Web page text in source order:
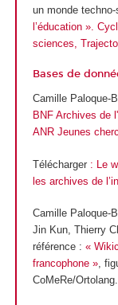
un monde techno-
l’éducation ».
sciences,
Bases de
Camille Paloque-
BNF Archives de
ANR Jeunes
Télécharger: Le
les archives de
Camille Paloque-
Jin Kun, Thierry
référence : «
francophone »,
CoMeRe/